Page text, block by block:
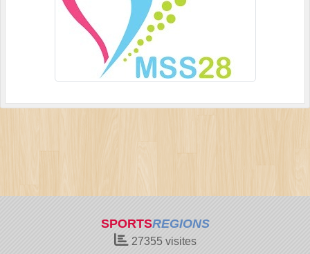
SPORTSREGIONS
27355visites